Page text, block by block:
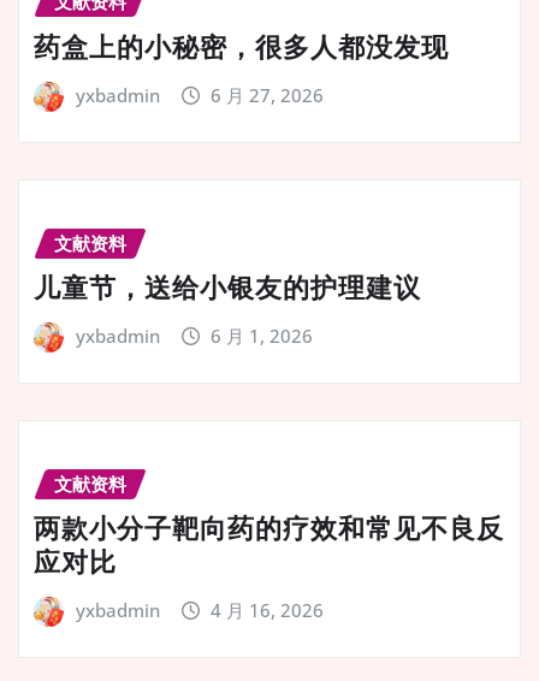
药盒上的小秘密，很多人都没发现
yxbadmin 6 月 27, 2026
文献资料
儿童节，送给小银友的护理建议
yxbadmin 6 月 1, 2026
文献资料
两款小分子靶向药的疗效和常见不良反
应对比
yxbadmin 4 月 16, 2026